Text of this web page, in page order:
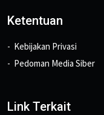
Ketentuan
Kebijakan Privasi
Pedoman Media Siber
Link Terkait